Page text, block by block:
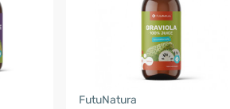
FutuNatura